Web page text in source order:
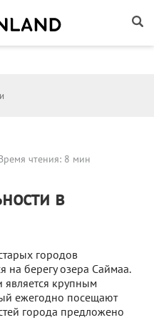
чтения: 8 мин
в
городов
на берегу озера Саймаа.
крупным
ежегодно посещают
города предложено